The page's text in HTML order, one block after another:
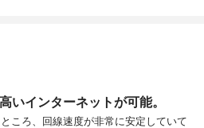
いインターネットが可能。
ころ、回線速度が非常に安定していて